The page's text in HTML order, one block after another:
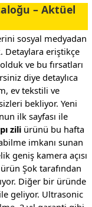
– Aktüel
sosyal medyadan
Detaylara eriştikçe
ve bu fırsatları
diye detaylıca
ev tekstili ve
bekliyor. Yeni
ilk sayfası ile
ziliürünü bu hafta
imkanı sunan
geniş kamera açısı
Şok tarafından
Diğer bir üründe
geliyor. Ultrasonic